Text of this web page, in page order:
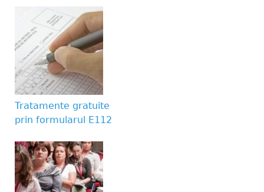
Tratamente gratuite
prin formularul E112